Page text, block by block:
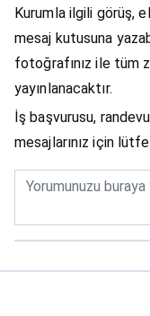
Kurumla ilgili görüş,
mesaj kutusuna
fotoğrafınız ile tüm
yayınlanacaktır.
İş başvurusu,
mesajlarınız için